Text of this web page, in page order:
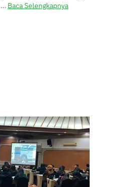
… Baca Selengkapnya